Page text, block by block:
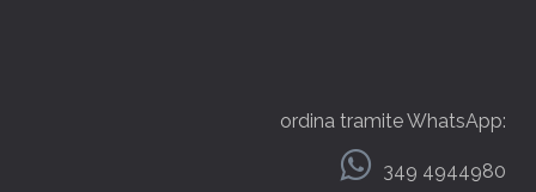
ordina tramite WhatsApp:
349 4944980